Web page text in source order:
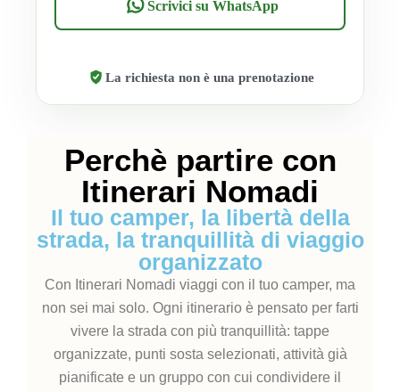
Scrivici su WhatsApp
La richiesta non è una prenotazione
Perchè partire con
Itinerari Nomadi
Il tuo camper, la libertà della
strada, la tranquillità di viaggio
organizzato
Con Itinerari Nomadi viaggi con il tuo camper, ma
non sei mai solo. Ogni itinerario è pensato per farti
vivere la strada con più tranquillità: tappe
organizzate, punti sosta selezionati, attività già
pianificate e un gruppo con cui condividere il